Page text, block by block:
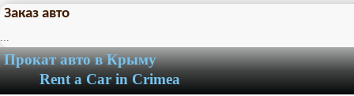
Заказ авто
...
Прокат авто в Крыму
Rent a Car in Crimea